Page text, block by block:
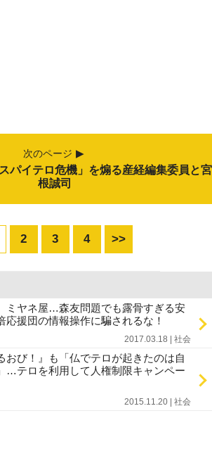
次のページ
パイテロ危機」を煽る産経編集委員と宮
根誠司
2 3 4 >>
ミヤネ屋…森友問題でも露骨すぎる安
応援団の情報操作に騙されるな！
2017.03.18 | 社会
おび！』も「仏でテロが起きたのは自
…テロを利用して人権制限キャンペー
2015.11.20 | 社会